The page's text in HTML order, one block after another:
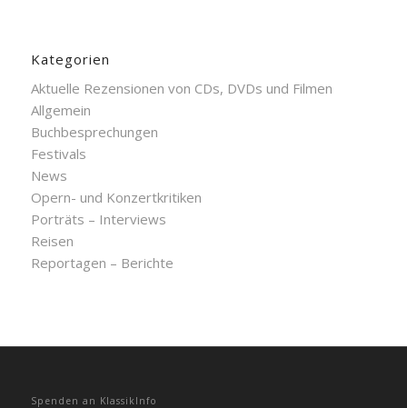
Kategorien
Aktuelle Rezensionen von CDs, DVDs und Filmen
Allgemein
Buchbesprechungen
Festivals
News
Opern- und Konzertkritiken
Porträts – Interviews
Reisen
Reportagen – Berichte
Spenden an KlassikInfo